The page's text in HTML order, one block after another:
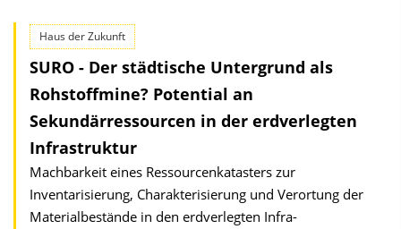
Haus der Zukunft
SURO - Der städtische Untergrund als
Rohstoffmine? Potential an
Sekundärressourcen in der erdverlegten
Infrastruktur
Machbarkeit eines Ressourcenkatasters zur
Inventarisierung, Charakteri­sierung und Verortung der
Materialbestände in den erdverlegten Infra­